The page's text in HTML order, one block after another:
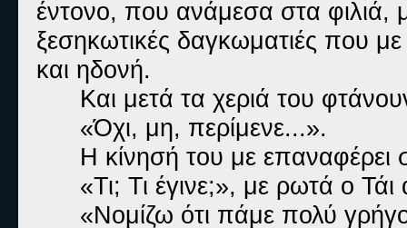
έντονο, που ανάμεσα στα φιλιά,
ξεσηκωτικές δαγκωματιές που
και ηδονή.
Και μετά τα χεριά του
«Όχι, μη,
Η κίνησή του με
«Τι; Τι έγινε;», με ρωτά ο
«Νομίζω ότι πάμε πολύ